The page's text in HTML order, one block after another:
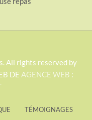
All rights reserved by
DE AGENCE WEB :
TÉMOIGNAGES